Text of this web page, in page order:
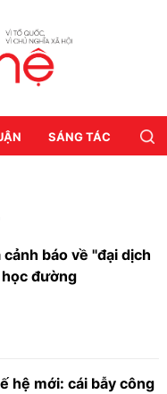
SÁNG TÁC
báo về "đại dịch
đường
hệ mới: cái bẫy công